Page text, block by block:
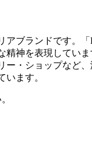
ブランドです。
神を表現してい
・ショップなど
ます。